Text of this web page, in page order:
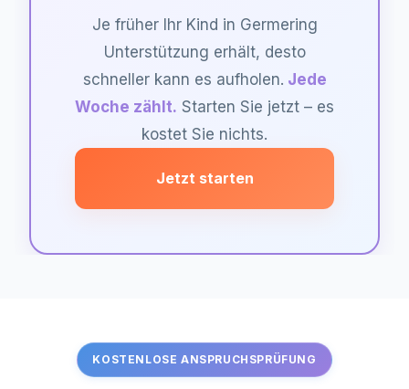
Je früher Ihr Kind in Germering
Unterstützung erhält, desto
schneller kann es aufholen. Jede
Woche zählt. Starten Sie jetzt – es
kostet Sie nichts.
Jetzt starten
KOSTENLOSE ANSPRUCHSPRÜFUNG